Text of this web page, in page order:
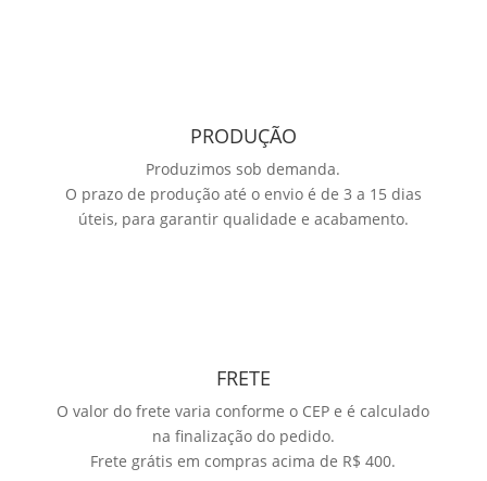
PRODUÇÃO
Produzimos sob demanda.
O prazo de produção até o envio é de 3 a 15 dias
úteis, para garantir qualidade e acabamento.
FRETE
O valor do frete varia conforme o CEP e é calculado
na finalização do pedido.
Frete grátis em compras acima de R$ 400.